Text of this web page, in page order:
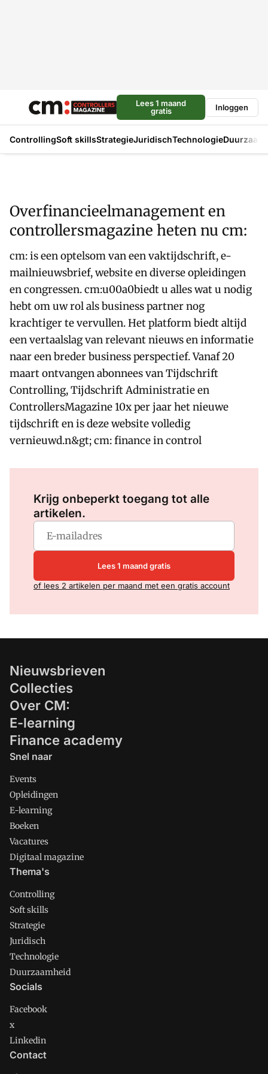
Lees 1 maand
gratis
Inloggen
ControllingSoft skillsStrategieJuridischTechnologie
Overfinancieelmanagement en
controllersmagazine heten nu cm:
cm: is een optelsom van een vaktijdschrift, e-
mailnieuwsbrief, website en diverse opleidingen
en congressen. cm:u00a0biedt u alles wat u nodig
hebt om uw rol als business partner nog
krachtiger te vervullen. Het platform biedt altijd
een vertaalslag van relevant nieuws en informatie
naar een breder business perspectief. Vanaf 20
maart ontvangen abonnees van Tijdschrift
Controlling, Tijdschrift Administratie en
ControllersMagazine 10x per jaar het nieuwe
tijdschrift en is deze website volledig
vernieuwd.n&gt; cm: finance in control
Krijg onbeperkt toegang tot alle
artikelen.
Lees 1 maand gratis
of lees 2 artikelen per maand met een gratis account
Nieuwsbrieven
Collecties
Over CM:
E-learning
Finance academy
Snel naar
Events
Opleidingen
E-learning
Boeken
Vacatures
Digitaal magazine
Thema's
Controlling
Soft skills
Strategie
Juridisch
Technologie
Duurzaamheid
Socials
Facebook
x
Linkedin
Contact